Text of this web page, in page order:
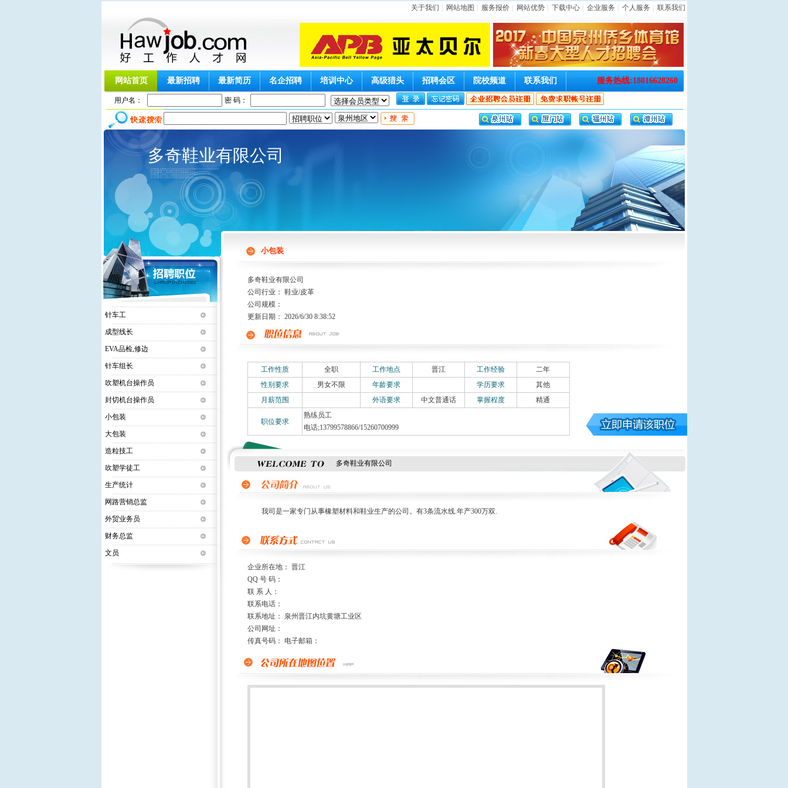
关于我们 网站地图 服务报价 网站优势 下载中心 企业服务 个人服务 联系我们
网站首页 最新招聘 最新简历 名企招聘 培训中心 高级猎头 招聘会区 院校频道 联系我们 服务热线:18016628260
用户名： 密 码：
多奇鞋业有限公司
针车工
成型线长
EVA品检,修边
针车组长
吹塑机台操作员
封切机台操作员
小包装
大包装
造粒技工
吹塑学徒工
生产统计
网路营销总监
外贸业务员
财务总监
文员
小包装
多奇鞋业有限公司
公司行业： 鞋业/皮革
公司规模：
更新日期： 2026/6/30 8:38:52
工作性质 全职 工作地点 晋江 工作经验
二年
性别要求
男女不限 年龄要求 学历要求
其他
月薪范围
外语要求 中文普通话 掌握程度 精通
职位要求
熟练员工
电话;13799578866/15260700999
多奇鞋业有限公司
我司是一家专门从事橡塑材料和鞋业生产的公司。有3条流水线.年产300万双.
企业所在地： 晋江
QQ 号 码：
联 系 人：
联系电话：
联系地址： 泉州晋江内坑黄塘工业区
公司网址：
传真号码： 电子邮箱：